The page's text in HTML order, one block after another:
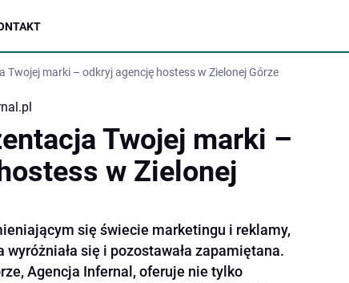
Twojej marki – odkryj agencję hostess w Zielonej Górze
Twojej marki –
w Zielonej
się świecie marketingu i reklamy,
się i pozostawała zapamiętana.
Agencja Infernal, oferuje nie tylko